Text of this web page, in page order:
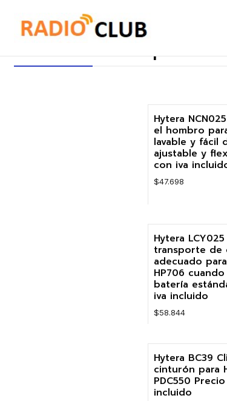
Accesorios transporte correas, estuches, fundas,
Accesorios transporte
Hytera
el hombro
lavable y fácil
ajustable y
con iva
$47.698
Hytera
transporte de
adecuado
HP706
batería
iva incluido
$58.844
Hytera BC39
cinturón para
PDC550
incluido